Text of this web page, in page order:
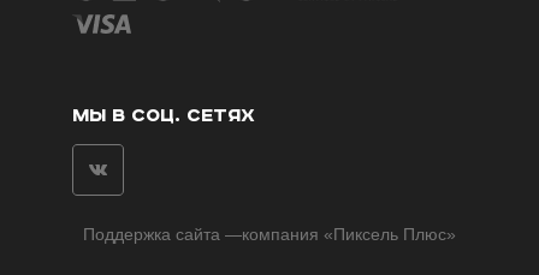
МЫ В СОЦ. СЕТЯХ
Поддержка сайта —компания «Пиксель Плюс»